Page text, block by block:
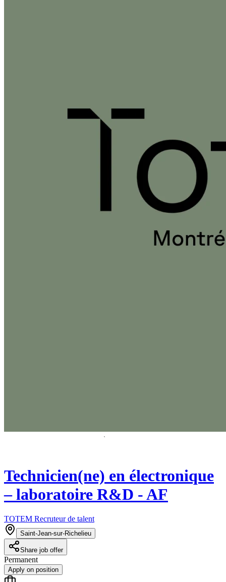
Technicien(ne) en électronique
– laboratoire R&D - AF
TOTEM Recruteur de talent
Saint-Jean-sur-Richelieu
Share job offer
Permanent
Apply on position